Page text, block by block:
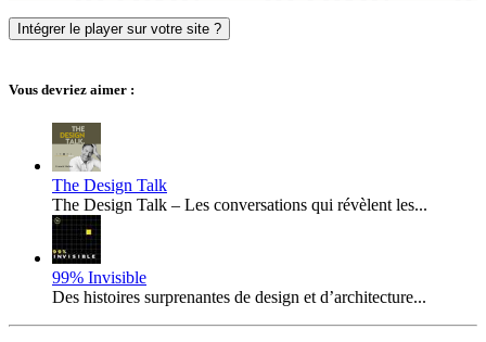
Intégrer le player sur votre site ?
Vous devriez aimer :
The Design Talk
The Design Talk – Les conversations qui révèlent les...
99% Invisible
Des histoires surprenantes de design et d’architecture...